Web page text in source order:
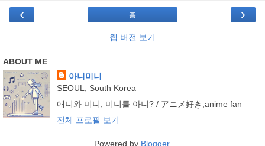
‹ ›
홈
웹 버전 보기
ABOUT ME
아니미니
SEOUL, South Korea
애니와 미니, 미니를 아니? / アニメ好き,anime fan
전체 프로필 보기
Powered by Blogger.